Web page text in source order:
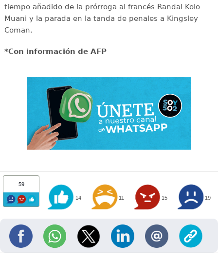
tiempo añadido de la prórroga al francés Randal Kolo
Muani y la parada en la tanda de penales a Kingsley
Coman.
*Con información de AFP
59
14 11 15 19